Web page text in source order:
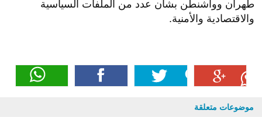
طهران وواشنطن بشأن عدد من الملفات السياسية
والاقتصادية والأمنية.
موضوعات متعلقة